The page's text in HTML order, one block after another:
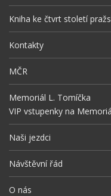
Kniha ke čtvrt století
Kontakty
MČR
Memoriál L. Tomíčka
VIP vstupenky na
Naši jezdci
Návštěvní řád
O nás